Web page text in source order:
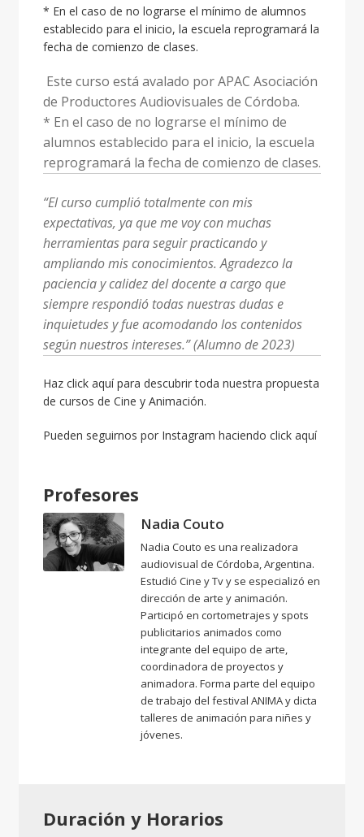
* En el caso de no lograrse el mínimo de alumnos
establecido para el inicio, la escuela reprogramará la
fecha de comienzo de clases.
Este curso está avalado por APAC Asociación
de Productores Audiovisuales de Córdoba.
* En el caso de no lograrse el mínimo de
alumnos establecido para el inicio, la escuela
reprogramará la fecha de comienzo de clases.
“El curso cumplió totalmente con mis
expectativas, ya que me voy con muchas
herramientas para seguir practicando y
ampliando mis conocimientos. Agradezco la
paciencia y calidez del docente a cargo que
siempre respondió todas nuestras dudas e
inquietudes y fue acomodando los contenidos
según nuestros intereses.” (Alumno de 2023)
Haz click aquípara descubrir toda nuestra propuesta
de cursos de Cine y Animación.
Pueden seguirnos por Instagram haciendo click aquí
Profesores
Nadia Couto
Nadia Couto es una realizadora
audiovisual de Córdoba, Argentina.
Estudió Cine y Tv y se especializó en
dirección de arte y animación.
Participó en cortometrajes y spots
publicitarios animados como
integrante del equipo de arte,
coordinadora de proyectos y
animadora. Forma parte del equipo
de trabajo del festival ANIMA y dicta
talleres de animación para niñes y
jóvenes.
Duración y Horarios